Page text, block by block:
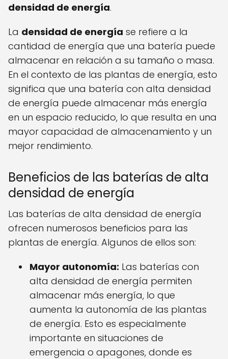
densidad de energía.
La densidad de energía se refiere a la
cantidad de energía que una batería puede
almacenar en relación a su tamaño o masa.
En el contexto de las plantas de energía, esto
significa que una batería con alta densidad
de energía puede almacenar más energía
en un espacio reducido, lo que resulta en una
mayor capacidad de almacenamiento y un
mejor rendimiento.
Beneficios de las baterías de alta
densidad de energía
Las baterías de alta densidad de energía
ofrecen numerosos beneficios para las
plantas de energía. Algunos de ellos son:
Mayor autonomía: Las baterías con
alta densidad de energía permiten
almacenar más energía, lo que
aumenta la autonomía de las plantas
de energía. Esto es especialmente
importante en situaciones de
emergencia o apagones, donde es